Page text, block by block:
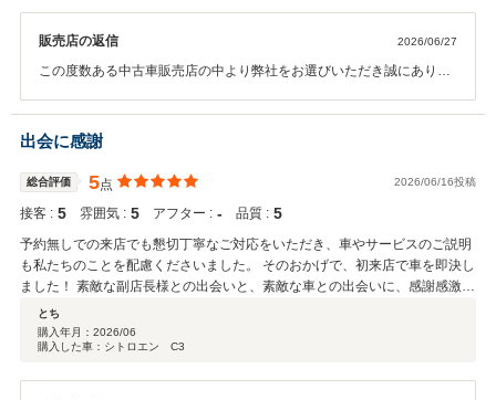
販売店の返信 2026/06/27
この度数ある中古車販売店の中より弊社をお選びいただき誠にありが
永いお付き合いのほど何卒宜しくお願い致します。
出会に感謝
総合評価 5点 2026/06/16投稿
接客 : 5 雰囲気 : 5 アフター : ‐ 品質 : 5
予約無しでの来店でも懇切丁寧なご対応をいただき、車やサービスのご説明
も私たちのことを配慮くださいました。 そのおかげで、初来店で車を即決し
ました！ 素敵な副店長様との出会いと、素敵な車との出会いに、感謝感激で
す。 こちらの店舗は絶対におすすめです！
とち
購入年月： 2026/06
購入した車：シトロエン C3